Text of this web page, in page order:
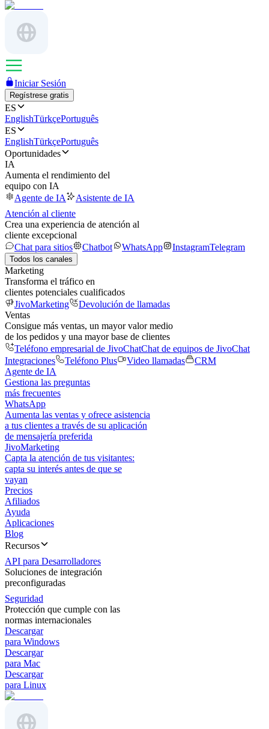
Iniciar Sesión
Regístrese gratis
ES
EnglishTürkçePortuguês
ES
EnglishTürkçePortuguês
Oportunidades
IA
Aumenta el rendimiento del
equipo con IA
Agente de IA
Asistente de IA
Atención al cliente
Crea una experiencia de atención al
cliente excepcional
Chat para sitios
Chatbot WhatsApp InstagramTelegram
Todos los canales
Marketing
Transforma el tráfico en
clientes potenciales cualificados
JivoMarketing
Devolución de llamadas
Ventas
Consigue más ventas, un mayor valor medio
de los pedidos y una mayor base de clientes
Teléfono empresarial de JivoChatChat de equipos de JivoChat
Integraciones
Teléfono Plus Video llamadas
CRM
Agente de IA
Gestiona las preguntas
más frecuentes
WhatsApp
Aumenta las ventas y ofrece asistencia
a tus clientes a través de su aplicación
de mensajería preferida
JivoMarketing
Capta la atención de tus visitantes:
capta su interés antes de que se
vayan
Precios
Afiliados
Ayuda
Aplicaciones
Blog
Recursos
API para Desarrolladores
Soluciones de integración
preconfiguradas
Seguridad
Protección que cumple con las
normas internacionales
Descargar
para Windows
Descargar
para Mac
Descargar
para Linux